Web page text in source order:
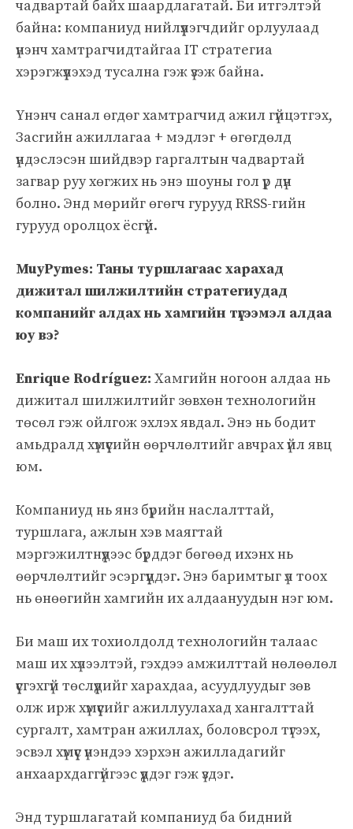
чадвартай байх шаардлагатай. Би итгэлтэй
байна: компаниуд нийлүүлэгчдийг орлуулаад
үнэнч хамтрагчидтайгаа IT стратегиа
хэрэгжүүлэхэд тусална гэж үзэж байна.
Үнэнч санал өгдөг хамтрагчид ажил гүйцэтгэх,
Засгийн ажиллагаа + мэдлэг + өгөгдөлд
үндэслэсэн шийдвэр гаргалтын чадвартай
загвар руу хөгжих нь энэ шоуны гол үр дүн
болно. Энд мөрийг өгөгч гурууд RRSS-гийн
гурууд оролцох ёсгүй.
MuyPymes: Таны туршлагаас харахад
дижитал шилжилтийн стратегиудад
компанийг алдах нь хамгийн түгээмэл алдаа
юу вэ?
Enrique Rodríguez: Хамгийн ногоон алдаа нь
дижитал шилжилтийг зөвхөн технологийн
төсөл гэж ойлгож эхлэх явдал. Энэ нь бодит
амьдралд хүмүүсийн өөрчлөлтийг авчрах үйл явц
юм.
Компаниуд нь янз бүрийн наслалттай,
туршлага, ажлын хэв маягтай
мэргэжилтнүүдээс бүрддэг бөгөөд ихэнх нь
өөрчлөлтийг эсэргүүцдэг. Энэ баримтыг үл тоох
нь өнөөгийн хамгийн их алдаануудын нэг юм.
Би маш их тохиолдолд технологийн талаас
маш их хүлээлтэй, гэхдээ амжилттай нөлөөлөл
үүсгэхгүй төслүүдийг харахдаа, асуудлуудыг зөв
олж ирж хүмүүсийг ажиллуулахад хангалттай
сургалт, хамтран ажиллах, боловсрол түгээх,
эсвэл хүмүүс үнэндээ хэрхэн ажилладагийг
анхаархдаггүйгээс үүддэг гэж үздэг.
Энд туршлагатай компаниуд ба бидний